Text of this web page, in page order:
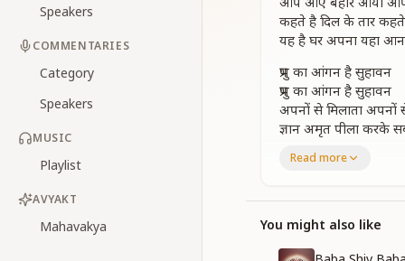
Speakers
COMMENTARIES
Category
Speakers
MUSIC
Playlist
AVYAKT
Mahavakya
कहते है दिल के तार
यह है घर अपना यहा
प्रभु का आंगन है सुहावन
प्रभु का आंगन है सुहावन
अपनों से मिलाता अपनों
ज्ञान अमृत पीला करके
मूल्यों और दैवी गुणों से
करता है शृंगार करता है
यह है घर अपना यहा आना
Read more
You might also like